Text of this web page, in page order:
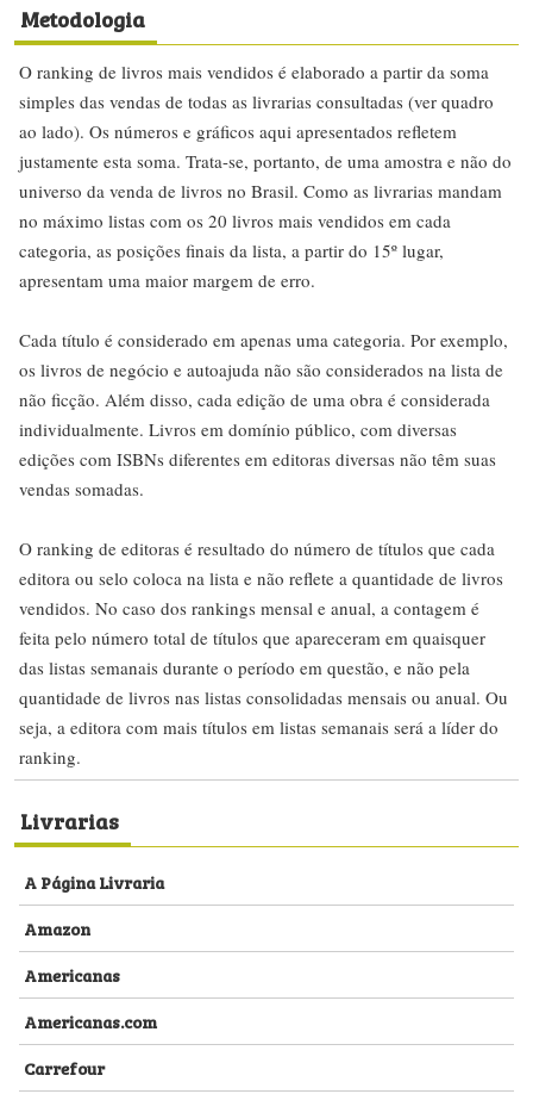
Metodologia
O ranking de livros mais vendidos é elaborado a partir da soma
simples das vendas de todas as livrarias consultadas (ver quadro
ao lado). Os números e gráficos aqui apresentados refletem
justamente esta soma. Trata-se, portanto, de uma amostra e não do
universo da venda de livros no Brasil. Como as livrarias mandam
no máximo listas com os 20 livros mais vendidos em cada
categoria, as posições finais da lista, a partir do 15º lugar,
apresentam uma maior margem de erro.
Cada título é considerado em apenas uma categoria. Por exemplo,
os livros de negócio e autoajuda não são considerados na lista de
não ficção. Além disso, cada edição de uma obra é considerada
individualmente. Livros em domínio público, com diversas
edições com ISBNs diferentes em editoras diversas não têm suas
vendas somadas.
O ranking de editoras é resultado do número de títulos que cada
editora ou selo coloca na lista e não reflete a quantidade de livros
vendidos. No caso dos rankings mensal e anual, a contagem é
feita pelo número total de títulos que apareceram em quaisquer
das listas semanais durante o período em questão, e não pela
quantidade de livros nas listas consolidadas mensais ou anual. Ou
seja, a editora com mais títulos em listas semanais será a líder do
ranking.
Livrarias
A Página Livraria
Amazon
Americanas
Americanas.com
Carrefour